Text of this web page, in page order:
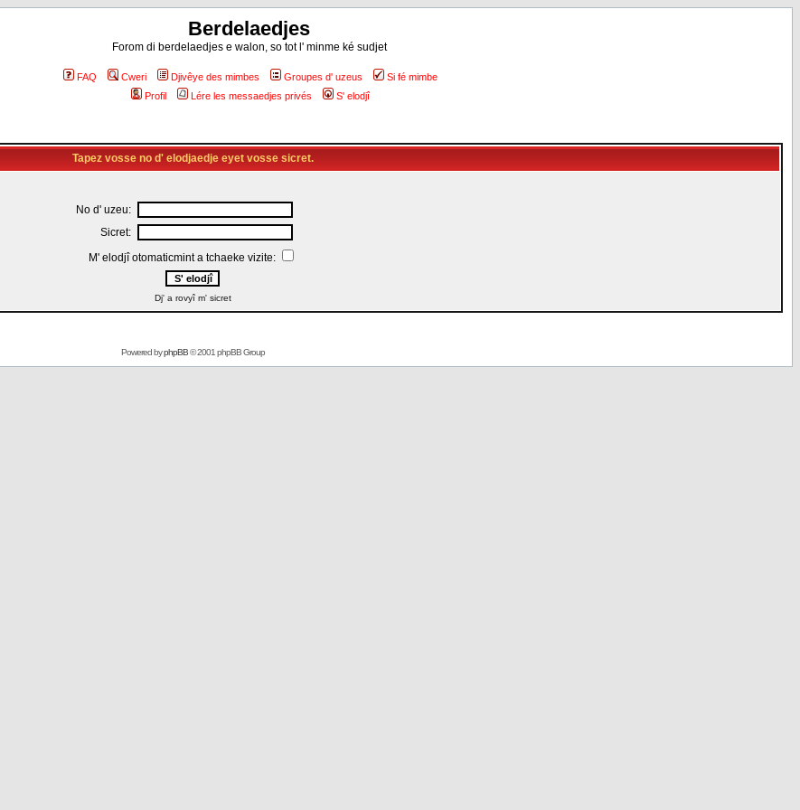
Berdelaedjes
Forom di berdelaedjes e walon, so tot l' minme ké sudjet
FAQ Cweri Djivêye des mimbes Groupes d' uzeus
Si fé mimbe
Profil
Lére les messaedjes privés S' elodjî
Tapez vosse no d' elodjaedje eyet vosse sicret.
No d' uzeu:
Sicret:
M' elodjî otomaticmint a tchaeke vizite:
Dj' a rovyî m' sicret
Powered byphpBB© 2001 phpBB Group